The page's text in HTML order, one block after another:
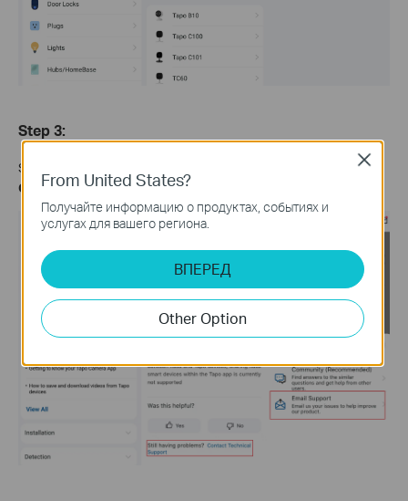
Step 3:
Select any FAQ, slide to the bottom of the FAQ, and select
Contact Technical Support, then select
From United States?
Получайте информацию о продуктах, событиях и
услугах для вашего региона.
ВПЕРЕД
Other Option
Close